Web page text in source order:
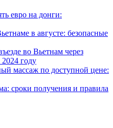
евро на донги:
в августе: безопасные
во Вьетнам через
году
массаж по доступной цене:
сроки получения и правила